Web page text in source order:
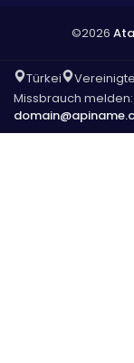
©2026
Türkei
Missbrauch melden: